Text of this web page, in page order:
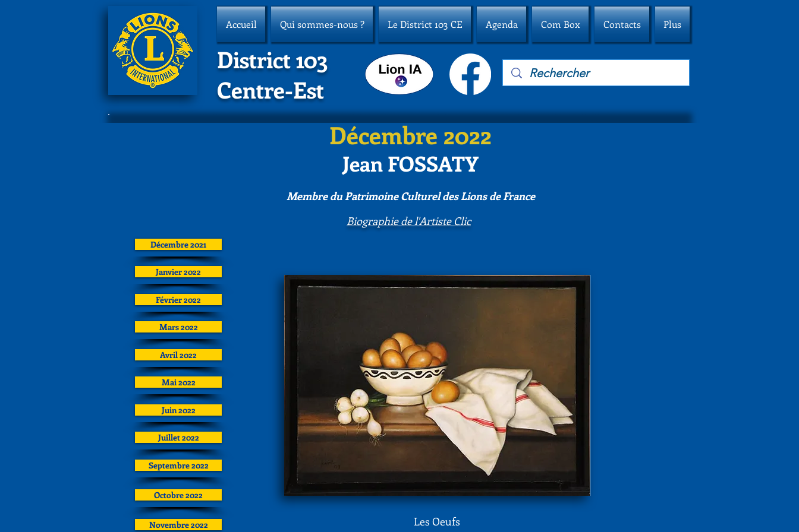
Accueil Qui sommes-nous ? Le District 103 CE Agenda Com Box Contacts Plus
District 103
Centre-Est
Décembre 2022
Jean FOSSATY
Membre du Patrimoine Culturel des Lions de France
Biographie de l'Artiste Clic
Décembre 2021
Janvier 2022
Février 2022
Mars 2022
Avril 2022
Mai 2022
Juin 2022
Juillet 2022
Septembre 2022
Octobre 2022
Novembre 2022 Les Oeufs